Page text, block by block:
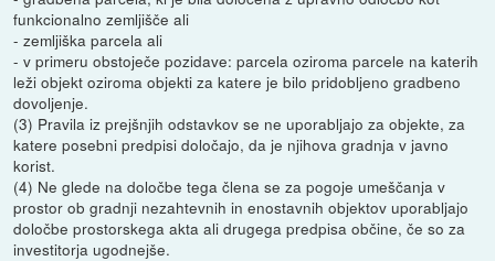
funkcionalno zemljišče ali
- zemljiška parcela ali
- v primeru obstoječe pozidave: parcela oziroma parcele na katerih
leži objekt oziroma objekti za katere je bilo pridobljeno gradbeno
dovoljenje.
(3) Pravila iz prejšnjih odstavkov se ne uporabljajo za objekte, za
katere posebni predpisi določajo, da je njihova gradnja v javno
korist.
(4) Ne glede na določbe tega člena se za pogoje umeščanja v
prostor ob gradnji nezahtevnih in enostavnih objektov uporabljajo
določbe prostorskega akta ali drugega predpisa občine, če so za
investitorja ugodnejše.